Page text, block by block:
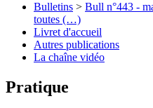
Bulletins > Bull n°443 -
toutes (…)
Livret d'accueil
Autres publications
La chaîne vidéo
Pratique